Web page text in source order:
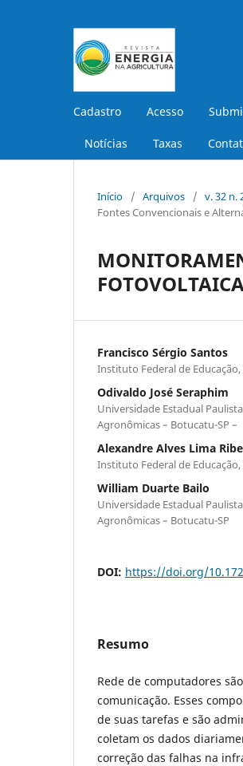
Cadastro Acesso
Notícias Taxas
Início / Arquivos / v. 32 n.
Fontes Convencionais e
Francisco Sérgio Santos
Instituto Federal de Educação,
Odivaldo José Seraphim
Universidade Estadual
Agronômicas – Botucatu-SP –
Alexandre Alves Lima
Instituto Federal de Educação,
William Duarte Bailo
Universidade Estadual
Agronômicas – Botucatu-SP
DOI: https://doi.org/
Resumo
Rede de computadores
comunicação. Esses
de suas tarefas e são
coletam os dados
correção das falhas na